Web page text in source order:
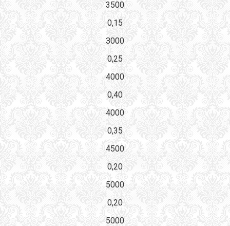
3500
0,15
З000
0,25
4000
0,40
4000
0,35
4500
0,20
5000
0,20
5000